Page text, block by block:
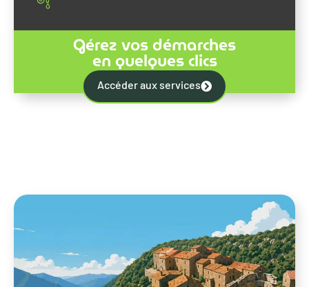
Gérez vos démarches
en quelques clics
Accéder aux services